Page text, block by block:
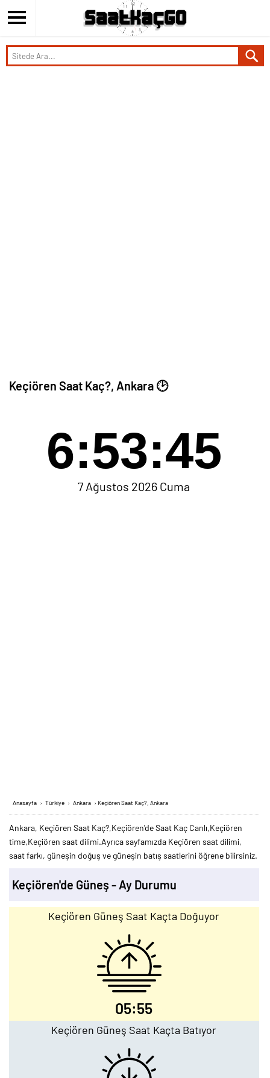
Keçiören Saat Kaç?, Ankara 🕑
6:53:46
7 Ağustos 2026 Cuma
Anasayfa › Türkiye › Ankara › Keçiören Saat Kaç?, Ankara
Ankara, Keçiören Saat Kaç?,Keçiören'de Saat Kaç Canlı,Keçiören
time,Keçiören saat dilimi.Ayrıca sayfamızda Keçiören saat dilimi,
saat farkı, güneşin doğuş ve güneşin batış saatlerini öğrene bilirsiniz.
Keçiören'de Güneş - Ay Durumu
Keçiören Güneş Saat Kaçta Doğuyor
05:55
Keçiören Güneş Saat Kaçta Batıyor